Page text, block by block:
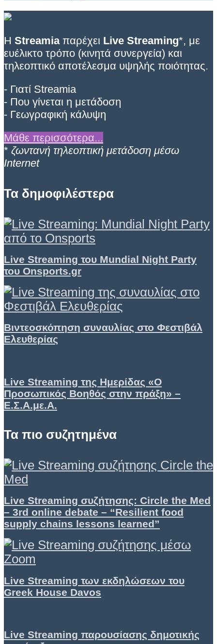
Η Streamiaπαρέχει Live Streaming*, με
ευέλικτο τρόπο (κινητά συνεργεία) και
τηλεοπτικό αποτέλεσμα υψηλής ποιότητας.
- Γιατί Streamia
- Που γίνεται η μετάδοση
- Γεωγραφική κάλυψη
Μάθε περισσότερα...
* ζωντανή τηλεοπτική μετάδοση μέσω
Internet
Τα δημοφιλέστερα
Live Streaming του Mundial Night Party
του Onsports.gr
Βιντεοσκόπηση συναυλίας στο Φεστιβάλ
Ελευθερίας
Live Streaming της Ημερίδας «Ο
Προσωπικός Βοηθός στην πράξη» –
Ε.Σ.Α.με.Α.
Τα πιο συζητημένα
Live Streaming συζήτησης: Circle the Med
– 3rd online debate – “Resilient food
supply chains lessons learned”
Live Streaming των εκδηλώσεων του
Greek House Davos
Live Streaming παρουσίασης δημοτικής